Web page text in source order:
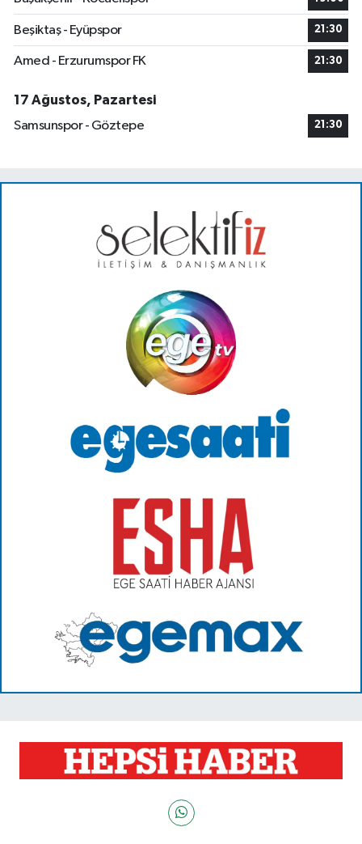
Beşiktaş - Eyüpspor 21:30
Amed - Erzurumspor FK 21:30
17 Ağustos, Pazartesi
Samsunspor - Göztepe
21:30